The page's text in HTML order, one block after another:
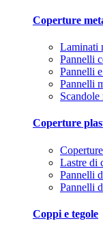
Coperture
Laminati
Pannelli
Pannelli
Pannelli
Coperture
Lastre di
Pannelli
Pannelli
Coppi e tegole